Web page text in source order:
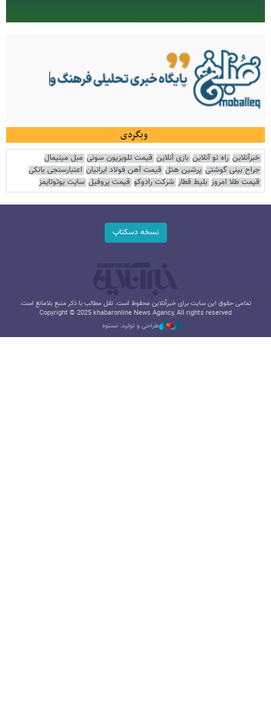
وبگردی
خبرآنلاین راه نو آنلاین بازی آنلاین قیمت تلویزیون سونی مبل مینیمال
جراح بینی گوشتی پرشین هتل قیمت آهن فولاد ایرانیان اعتبارسنجی بانکی
قیمت طلا امروز بلیط قطار شرکت رادوکو قیمت پروفیل سایت یوتوتایمز
نسخه دسکتاپ
تمامی حقوق این سایت برای خبرآنلاین محفوظ است. نقل مطالب با ذکر منبع بلامانع است.
Copyright © 2025 khabaronline News Agancy, All rights reserved
طراحی و تولید: نستوه